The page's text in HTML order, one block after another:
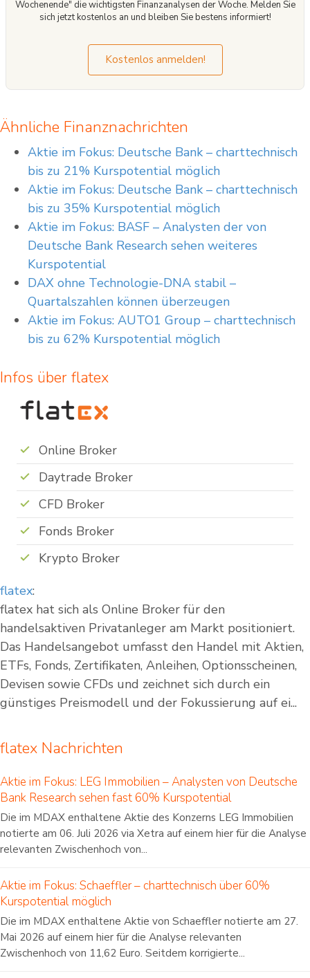
Wochenende" die wichtigsten Finanzanalysen der Woche. Melden Sie
sich jetzt kostenlos an und bleiben Sie bestens informiert!
Kostenlos anmelden!
Ähnliche Finanznachrichten
Aktie im Fokus: Deutsche Bank – charttechnisch
bis zu 21% Kurspotential möglich
Aktie im Fokus: Deutsche Bank – charttechnisch
bis zu 35% Kurspotential möglich
Aktie im Fokus: BASF – Analysten der von
Deutsche Bank Research sehen weiteres
Kurspotential
DAX ohne Technologie-DNA stabil –
Quartalszahlen können überzeugen
Aktie im Fokus: AUTO1 Group – charttechnisch
bis zu 62% Kurspotential möglich
Infos über flatex
Online Broker
Daytrade Broker
CFD Broker
Fonds Broker
Krypto Broker
flatex:
flatex hat sich als Online Broker für den
handelsaktiven Privatanleger am Markt positioniert.
Das Handelsangebot umfasst den Handel mit Aktien,
ETFs, Fonds, Zertifikaten, Anleihen, Optionsscheinen,
Devisen sowie CFDs und zeichnet sich durch ein
günstiges Preismodell und der Fokussierung auf ei...
flatex Nachrichten
Aktie im Fokus: LEG Immobilien – Analysten von Deutsche
Bank Research sehen fast 60% Kurspotential
Die im MDAX enthaltene Aktie des Konzerns LEG Immobilien
notierte am 06. Juli 2026 via Xetra auf einem hier für die Analyse
relevanten Zwischenhoch von...
Aktie im Fokus: Schaeffler – charttechnisch über 60%
Kurspotential möglich
Die im MDAX enthaltene Aktie von Schaeffler notierte am 27.
Mai 2026 auf einem hier für die Analyse relevanten
Zwischenhoch von 11,62 Euro. Seitdem korrigierte...